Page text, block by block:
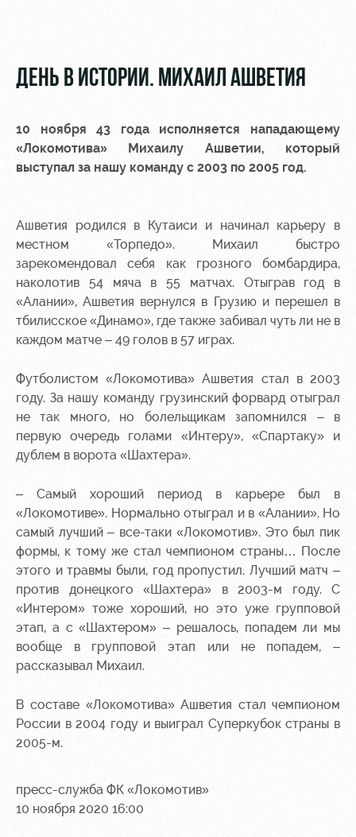
МГН
Организация
мероприятий
Аренда
полей
площадей
Ледовый
дворец
Занятия
спортом
Локо-Лето
Академия
Как
поступить
Руководство
Контакты
Академии
болельщиков
Банковская
карта
«Локомотив»
Заставки
Парковка
Карта
болельщика
Программа
для
болельщиков
МГН
ДЕНЬ В ИСТОРИИ. МИХАИЛ АШВЕТИЯ
10 ноября 43 года исполняется нападающему
«Локомотива» Михаилу Ашветии, который
выступал за нашу команду с 2003 по 2005 год.
Ашветия родился в Кутаиси и начинал карьеру в
местном «Торпедо». Михаил быстро
зарекомендовал себя как грозного бомбардира,
наколотив 54 мяча в 55 матчах. Отыграв год в
«Алании», Ашветия вернулся в Грузию и перешел в
тбилисское «Динамо», где также забивал чуть ли не в
каждом матче – 49 голов в 57 играх.
Футболистом «Локомотива» Ашветия стал в 2003
году. За нашу команду грузинский форвард отыграл
не так много, но болельщикам запомнился – в
первую очередь голами «Интеру», «Спартаку» и
дублем в ворота «Шахтера».
– Самый хороший период в карьере был в
«Локомотиве». Нормально отыграл и в «Алании». Но
самый лучший – все-таки «Локомотив». Это был пик
формы, к тому же стал чемпионом страны… После
этого и травмы были, год пропустил. Лучший матч –
против донецкого «Шахтера» в 2003-м году. С
«Интером» тоже хороший, но это уже групповой
этап, а с «Шахтером» – решалось, попадем ли мы
вообще в групповой этап или не попадем, –
рассказывал Михаил.
В составе «Локомотива» Ашветия стал чемпионом
России в 2004 году и выиграл Суперкубок страны в
2005-м.
пресс-служба ФК «Локомотив»
10 ноября 2020 16:00